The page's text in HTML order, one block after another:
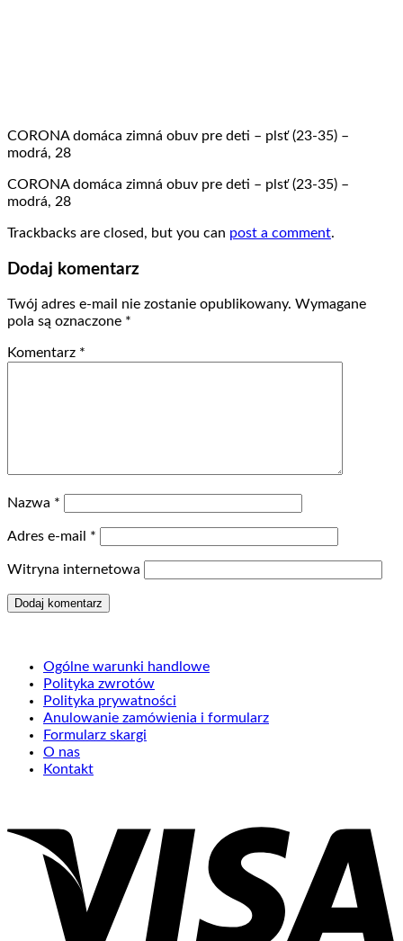
CORONA domáca zimná obuv pre deti – plsť (23-35) –
modrá, 28
CORONA domáca zimná obuv pre deti – plsť (23-35) –
modrá, 28
Trackbacks are closed, but you can post a comment.
Dodaj komentarz
Twój adres e-mail nie zostanie opublikowany. Wymagane
pola są oznaczone *
Komentarz *
Nazwa *
Adres e-mail *
Witryna internetowa
Ogólne warunki handlowe
Polityka zwrotów
Polityka prywatności
Anulowanie zamówienia i formularz
Formularz skargi
O nas
Kontakt